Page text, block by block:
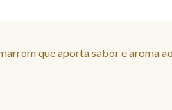
que aporta sabor e aroma